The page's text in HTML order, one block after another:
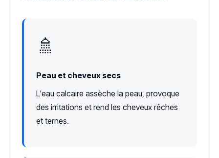
🚿
Peau et cheveux secs
L'eau calcaire assèche la peau, provoque
des irritations et rend les cheveux rêches
et ternes.